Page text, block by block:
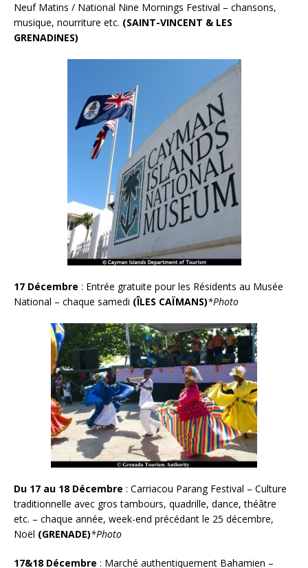
Neuf Matins / National Nine Mornings Festival – chansons,
musique, nourriture etc. (SAINT-VINCENT & LES
GRENADINES)
17 Décembre : Entrée gratuite pour les Résidents au Musée
National – chaque samedi (ÎLES CAÏMANS)*Photo
Du 17 au 18 Décembre : Carriacou Parang Festival – Culture
traditionnelle avec gros tambours, quadrille, dance, théâtre
etc. – chaque année, week-end précédant le 25 décembre,
Noël (GRENADE)*Photo
17&18 Décembre : Marché authentiquement Bahamien –